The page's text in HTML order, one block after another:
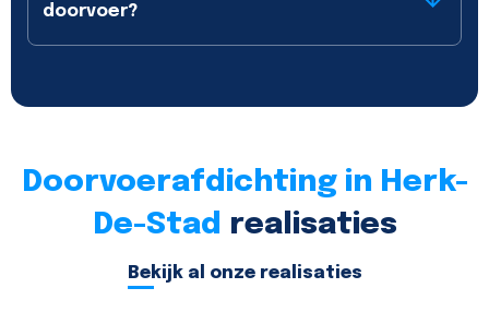
doorvoer?
Doorvoerafdichting in Herk-
De-Stad realisaties
Bekijk al onze realisaties